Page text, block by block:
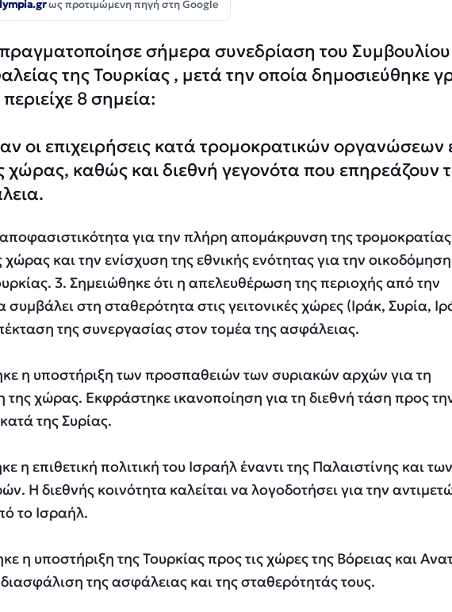
ως προτιμώμενη πηγή στη Google
σήμερα συνεδρίαση του Συμβουλίου
της Τουρκίας , μετά την οποία δημοσιεύθηκε
8 σημεία:
οι επιχειρήσεις κατά τρομοκρατικών οργανώσεων
χώρας, καθώς και διεθνή γεγονότα που επηρεάζουν
για την πλήρη απομάκρυνση της
χώρας και την ενίσχυση της εθνικής ενότητας για την
3. Σημειώθηκε ότι η απελευθέρωση της περιοχής από την
στη σταθερότητα στις γειτονικές χώρες (Ιράκ, Συρία,
της συνεργασίας στον τομέα της ασφάλειας.
η υποστήριξη των προσπαθειών των συριακών αρχών για τη
της χώρας. Εκφράστηκε ικανοποίηση για τη διεθνή τάση προς
της Συρίας.
η επιθετική πολιτική του Ισραήλ έναντι της Παλαιστίνης και των
Η διεθνής κοινότητα καλείται να λογοδοτήσει για την
το Ισραήλ.
η υποστήριξη της Τουρκίας προς τις χώρες της Βόρειας και
της ασφάλειας και της σταθερότητάς τους.